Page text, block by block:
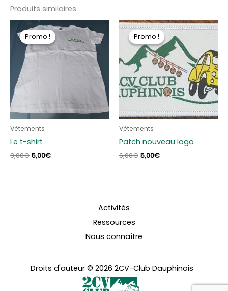
Produits similaires
Promo !
Promo !
Vêtements
Le t-shirt
9,00€ Le
9,00€.
5,00€Le
5,00€.
Promo !
Promo !
Vêtements
Patch nouveau logo
6,00€ Le
6,00€.
5,00€Le
5,00€.
Activités
Ressources
Nous connaître
Droits d'auteur © 2026 2CV-Club Dauphinois